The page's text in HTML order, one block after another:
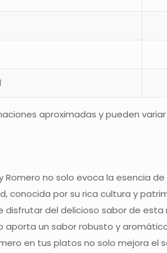
aproximadas y pueden
Romero no solo evoca la esencia
conocida por su rica cultura y
disfrutar del delicioso sabor de
aporta un sabor robusto y
en tus platos no solo mejora el